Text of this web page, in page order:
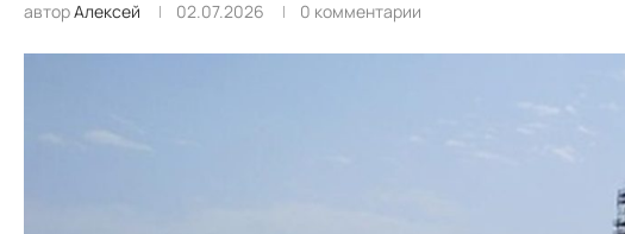
авторАлексей 02.07.2026 0 комментарии